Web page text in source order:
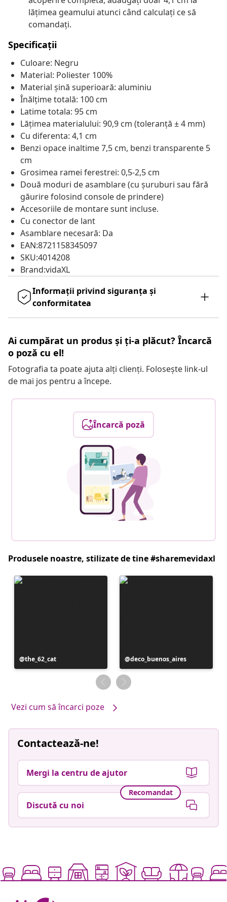
lățimea geamului atunci când calculați ce să
comandați.
Specificații
Culoare: Negru
Material: Poliester 100%
Material șină superioară: aluminiu
Înălțime totală: 100 cm
Latime totala: 95 cm
Lățimea materialului: 90,9 cm (toleranță ± 4 mm)
Cu diferenta: 4,1 cm
Benzi opace inaltime 7,5 cm, benzi transparente 5
cm
Grosimea ramei ferestrei: 0,5-2,5 cm
Două moduri de asamblare (cu șuruburi sau fără
găurire folosind console de prindere)
Accesoriile de montare sunt incluse.
Cu conector de lant
Asamblare necesară: Da
EAN:8721158345097
SKU:4014208
Brand:vidaXL
Informații privind siguranța și
conformitatea
Ai cumpărat un produs și ți-a plăcut? Încarcă
o poză cu el!
Fotografia ta poate ajuta alți clienți. Folosește link-ul
de mai jos pentru a începe.
Încarcă poză
Produsele noastre, stilizate de tine #sharemevidaxl
Postare
publicată
the_62_cat
Postare
publicată
de
deco_buenos_aires
Vezi cum să încarci poze
Contactează-ne!
Mergi la centru de ajutor
Recomandat
Discută cu noi